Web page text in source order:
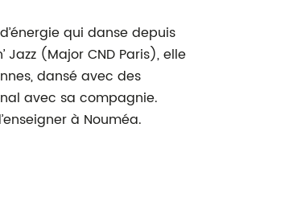
qui danse depuis
Jazz (Major CND Paris), elle
dansé avec des
avec sa compagnie.
à Nouméa.